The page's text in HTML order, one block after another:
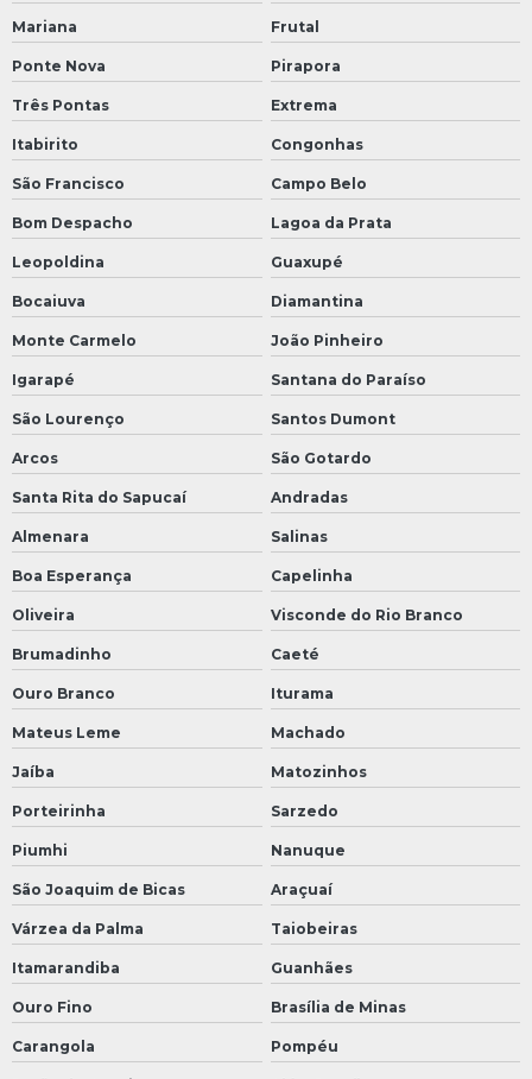
Mariana Frutal
Ponte Nova Pirapora
Três Pontas Extrema
Itabirito Congonhas
São Francisco Campo Belo
Bom Despacho Lagoa da Prata
Leopoldina Guaxupé
Bocaiuva Diamantina
Monte Carmelo João Pinheiro
Igarapé Santana do Paraíso
São Lourenço Santos Dumont
Arcos São Gotardo
Santa Rita do Sapucaí Andradas
Almenara Salinas
Boa Esperança Capelinha
Oliveira Visconde do Rio Branco
Brumadinho Caeté
Ouro Branco Iturama
Mateus Leme Machado
Jaíba Matozinhos
Porteirinha Sarzedo
Piumhi Nanuque
São Joaquim de Bicas Araçuaí
Várzea da Palma Taiobeiras
Itamarandiba Guanhães
Ouro Fino Brasília de Minas
Carangola Pompéu